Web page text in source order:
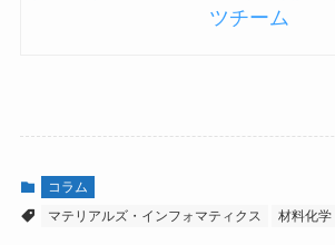
ツチーム
コラム
マテリアルズ・インフォマティクス
材料化学